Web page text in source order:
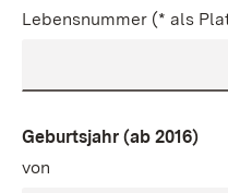
Lebensnummer (* als
Geburtsjahr (ab 2016)
von